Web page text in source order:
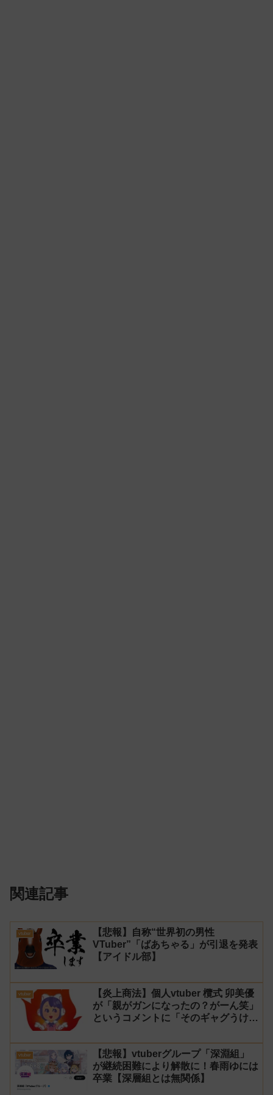
関連記事
vtuber
【悲報】自称“世界初の男性
VTuber”「ばあちゃる」が引退を発表
【アイドル部】
vtuber
【炎上商法】個人vtuber 欖式 卯美優
が「親がガンになったの？がーん笑」
というコメントに「そのギャグうけ
はオススメしないと投稿し叩かれる
vtuber
【悲報】vtuberグループ「深淵組」
が継続困難により解散に！春雨ゆには
卒業【深層組とは無関係】